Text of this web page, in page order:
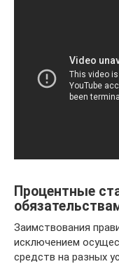
Процентные
Заимствования
исключением
средств на разных